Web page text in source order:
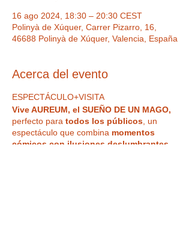
16 ago 2024, 18:30 – 20:30 CEST
Polinyà de Xúquer, Carrer Pizarro, 16,
46688 Polinyà de Xúquer, Valencia, España
Acerca del evento
ESPECTÁCULO+VISITA
Vive AUREUM, el SUEÑO DE UN MAGO,
perfecto para todos los públicos , un
espectáculo que combina momentos
cómicos con ilusiones deslumbrantes